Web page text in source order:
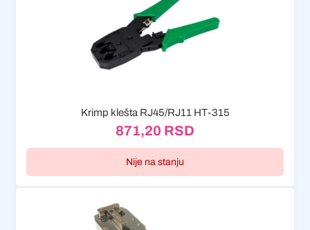
Krimp klešta RJ45/RJ11 HT-315
871,20 RSD
Nije na stanju